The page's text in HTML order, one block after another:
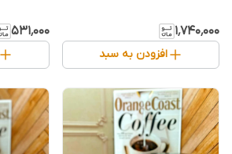
۱٬۷۴۰٬۰۰۰
افزودن به سبد
۵۳۱٬۰۰۰